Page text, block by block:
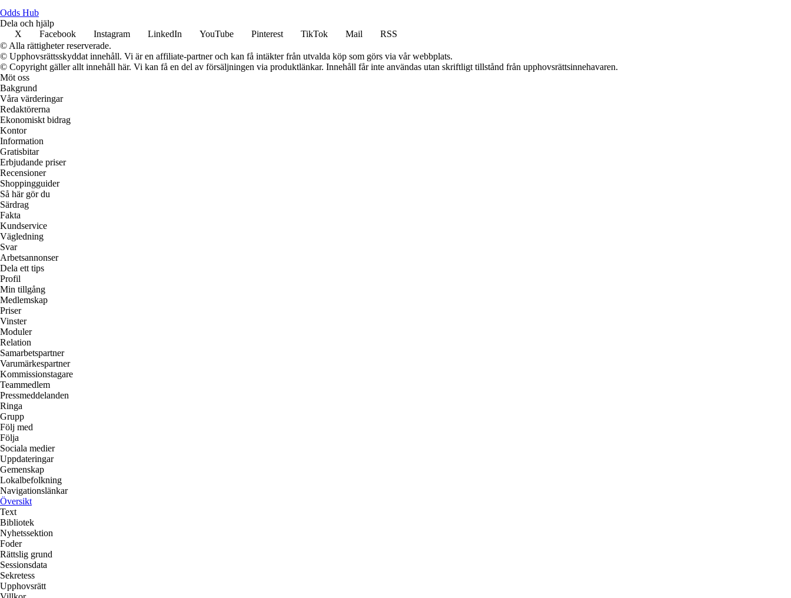
Odds Hub
Dela och hjälp
X
Facebook Instagram LinkedIn YouTube Pinterest TikTok Mail
RSS
© Alla rättigheter reserverade.
© Upphovsrättsskyddat innehåll. Vi är en affiliate-partner och kan få intäkter från utvalda köp som görs via vår webbplats.
© Copyright gäller allt innehåll här. Vi kan få en del av försäljningen via produktlänkar. Innehåll får inte användas utan skriftligt tillstånd från upphovsrättsinnehavaren.
Möt oss
Bakgrund
Våra värderingar
Redaktörerna
Ekonomiskt bidrag
Kontor
Information
Gratisbitar
Erbjudande priser
Recensioner
Shoppingguider
Så här gör du
Särdrag
Fakta
Kundservice
Vägledning
Svar
Arbetsannonser
Dela ett tips
Profil
Min tillgång
Medlemskap
Priser
Vinster
Moduler
Relation
Samarbetspartner
Varumärkespartner
Kommissionstagare
Teammedlem
Pressmeddelanden
Ringa
Grupp
Följ med
Följa
Sociala medier
Uppdateringar
Gemenskap
Lokalbefolkning
Navigationslänkar
Översikt
Text
Bibliotek
Nyhetssektion
Foder
Rättslig grund
Sessionsdata
Sekretess
Upphovsrätt